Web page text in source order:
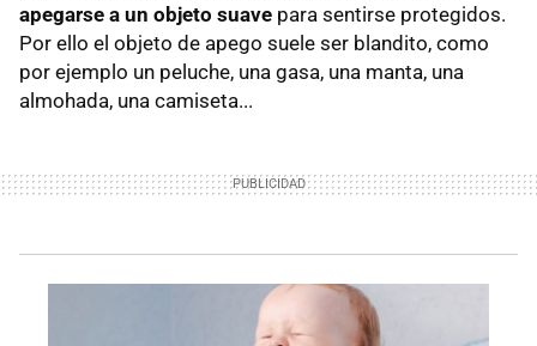
apegarse a un objeto suave para sentirse protegidos.
Por ello el objeto de apego suele ser blandito, como
por ejemplo un peluche, una gasa, una manta, una
almohada, una camiseta...